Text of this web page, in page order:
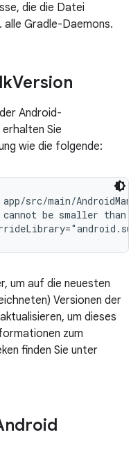
die die Datei
alle Gradle-Daemons.
Version
Android-
Sie
wie die folgende:
app/src/main/
cannot be smaller
um auf die neuesten
Versionen der
um dieses
zum
finden Sie unter